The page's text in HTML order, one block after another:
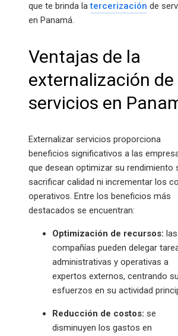
que te brinda latercerización de
en Panamá.
Ventajas de la
externalización de
servicios en
Externalizar servicios proporciona
beneficios significativos a las
que desean optimizar su rendimiento
sacrificar calidad ni incrementar los
operativos. Entre los beneficios más
destacados se encuentran:
Optimización de recursos: las
compañías pueden delegar
administrativas y operativas a
expertos externos, centrando
esfuerzos en su actividad
Reducción de costos: se
disminuyen los gastos en